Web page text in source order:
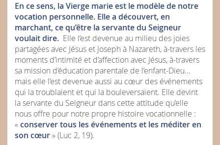
En ce sens, la Vierge marie est le modèle de notre
vocation personnelle. Elle a découvert, en
marchant, ce qu’être la servante du Seigneur
voulait dire. Elle l’est devenue au milieu des joies
partagées avec Jésus et Joseph à Nazareth, à-travers les
moments d’intimité et d’affection avec Jésus, à-travers
sa mission d’éducation parentale de l’enfant-Dieu…
mais elle l’est devenue aussi au cœur des événements
qui la troublaient et qui la bouleversaient. Elle devint
la servante du Seigneur dans cette attitude qu’elle
nous offre pour notre propre histoire vocationnelle :
«conserver tous les événements et les méditer en
son cœur» (Luc 2, 19).